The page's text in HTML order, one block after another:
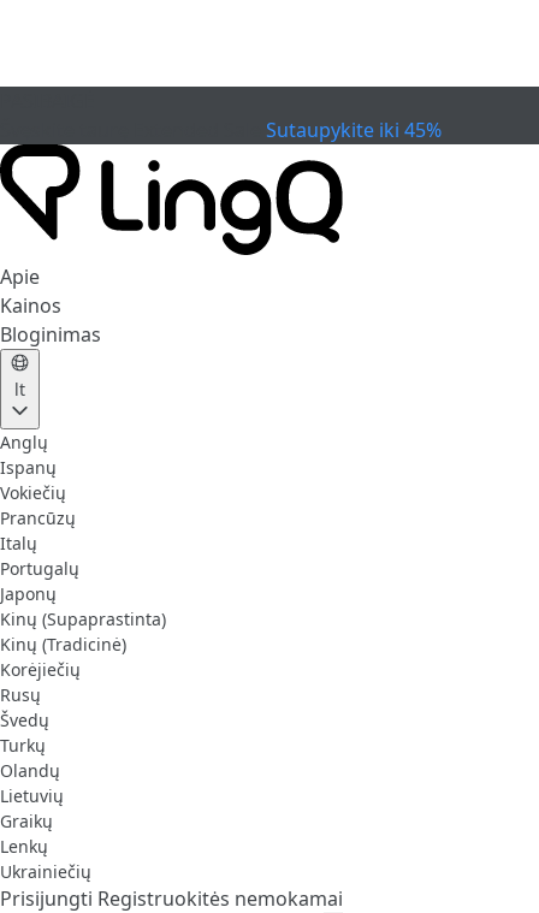
Sutaupykite iki 45%
Apie
Kainos
Bloginimas
lt
Anglų
Ispanų
Vokiečių
Prancūzų
Italų
Portugalų
Japonų
Kinų (Supaprastinta)
Kinų (Tradicinė)
Korėjiečių
Rusų
Švedų
Turkų
Olandų
Lietuvių
Graikų
Lenkų
Ukrainiečių
Prisijungti Registruokitės nemokamai